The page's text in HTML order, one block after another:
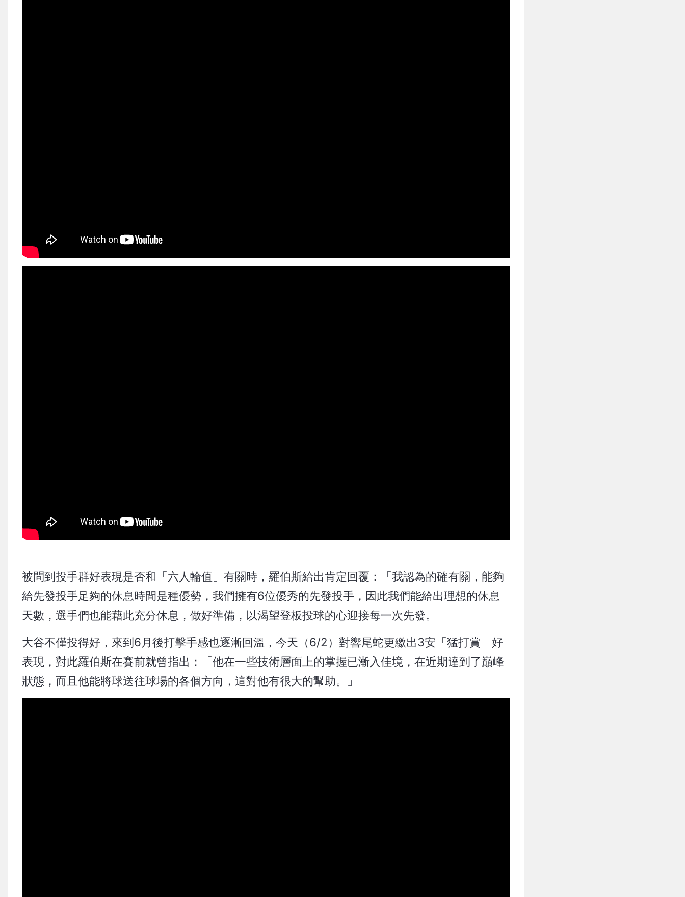
被問到投手群好表現是否和「六人輪值」有關時，羅伯斯給出肯定回覆：「我認為的確有關，能夠
給先發投手足夠的休息時間是種優勢，我們擁有6位優秀的先發投手，因此我們能給出理想的休息
天數，選手們也能藉此充分休息，做好準備，以渴望登板投球的心迎接每一次先發。」
大谷不僅投得好，來到6月後打擊手感也逐漸回溫，今天（6/2）對響尾蛇更繳出3安「猛打賞」好
表現，對此羅伯斯在賽前就曾指出：「他在一些技術層面上的掌握已漸入佳境，在近期達到了巔峰
狀態，而且他能將球送往球場的各個方向，這對他有很大的幫助。」